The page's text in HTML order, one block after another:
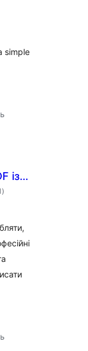
simple
із
та
PDF,
та
загальний
рейтинг
)